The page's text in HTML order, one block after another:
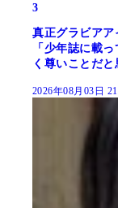
3
真正グラビア
「少年誌に載
く尊いことだと
2026年08月03日